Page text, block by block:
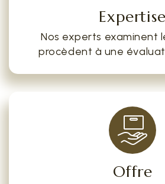
Expertise
Nos experts examinent
procèdent à une
Offre